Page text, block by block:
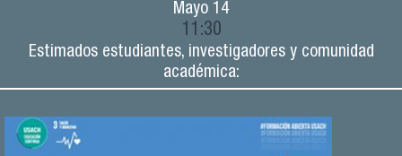
Mayo 14
11:30
Estimados estudiantes, investigadores y comunidad
académica: